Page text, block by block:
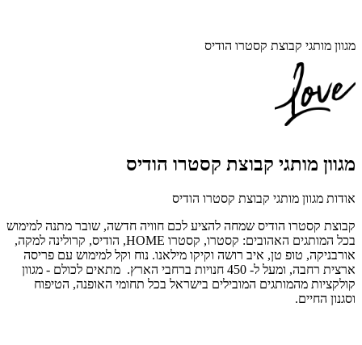
מגוון מותגי קבוצת קסטרו הודיס
מגוון מותגי קבוצת קסטרו הודיס
אודות מגוון מותגי קבוצת קסטרו הודיס
קבוצת קסטרו הודיס שמחה להציע לכם חוויה חדשה, שובר מתנה למימוש
בכל המותגים האהובים: קסטרו, קסטרו HOME, הודיס, קרולינה למקה,
אורבניקה, טופ טן, איב רושה וקיקו מילאנו. נוח וקל למימוש עם פריסה
ארצית רחבה, ומעל ל- 450 חנויות ברחבי הארץ.
מתאים לכולם - מגוון
קולקציות מהמותגים המובילים בישראל בכל תחומי האופנה, הטיפוח
וסגנון החיים.